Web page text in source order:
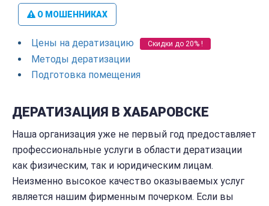
О МОШЕННИКАХ
Цены на дератизацию Скидки до 20% !
Методы дератизации
Подготовка помещения
ДЕРАТИЗАЦИЯ В ХАБАРОВСКЕ
Наша организация уже не первый год предоставляет
профессиональные услуги в области дератизации
как физическим, так и юридическим лицам.
Неизменно высокое качество оказываемых услуг
является нашим фирменным почерком. Если вы